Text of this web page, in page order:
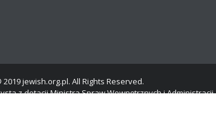
jewish.org.pl. All Rights Reserved.
z dotacji Ministra Spraw Wewnętrznych i Administracji.